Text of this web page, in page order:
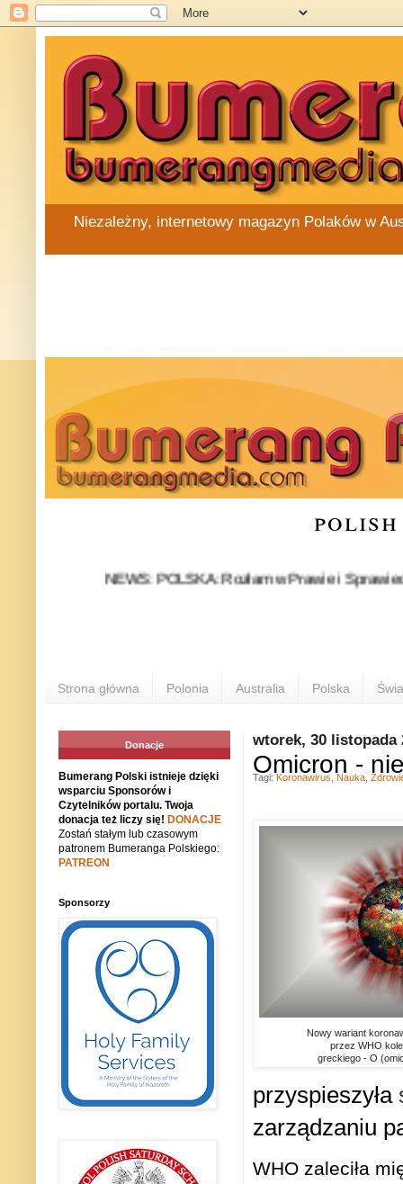
Niezależny, internetowy magazyn Polaków w
NEWS: POLSKA: Rozłam w Prawie i
Strona główna Polonia Australia Polska
wtorek, 30 listopada
Omicron -
Nowy wariant
przez WHO
greckiego - O
przyspieszyła
zarządzaniu
WHO zaleciła
Tagi: Koronawirus Nauka
Donacje
Bumerang Polski istnieje dzięki
wsparciu Sponsorów i
Czytelników portalu. Twoja
donacja też liczy się! DONACJE
Zostań stałym lub czasowym
patronem Bumeranga Polskiego:
PATREON
Sponsorzy